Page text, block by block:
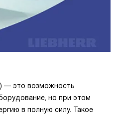
— это возможность
но при этом
в полную силу. Такое